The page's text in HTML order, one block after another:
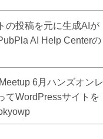
の投稿を元に生成AIが
AI Help Centerの
6月ハンズオンレ
てWordPressサイトを